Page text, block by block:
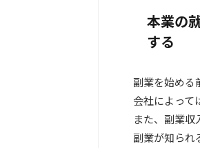
本業の
する
副業を始める
会社によって
また、副業
副業が知られ